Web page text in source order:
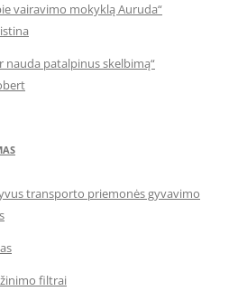
vairavimo mokyklą Auruda“
nauda patalpinus skelbimą“
transporto priemonės gyvavimo
filtrai